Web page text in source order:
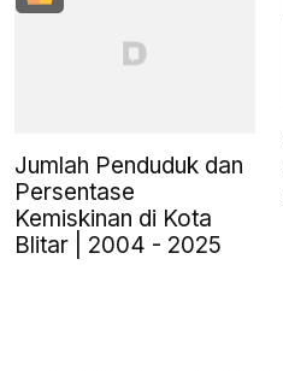
Jumlah Penduduk dan
Persentase
Kemiskinan di Kota
Blitar | 2004 - 2025